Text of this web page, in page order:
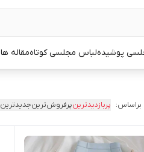
پوشیدهلباس مجلسی کوتاهمقاله ها
پربازدیدترینپرفروش‌ترینجدیدترین